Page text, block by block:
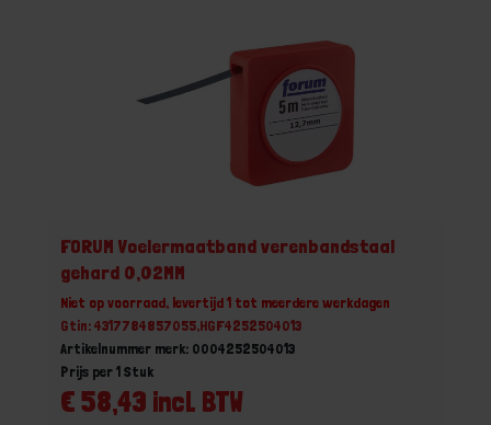
FORUM Voelermaatband verenbandstaal
gehard 0,02MM
Niet op voorraad, levertijd 1 tot meerdere werkdagen
Gtin: 4317784857055,HGF4252504013
Artikelnummer merk: 0004252504013
€ 58,43 incl. BTW
Prijs per 1 Stuk